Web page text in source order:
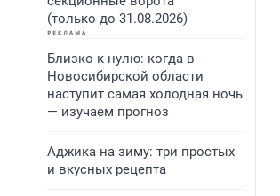
(только до 31.08.2026)
Близко к нулю: когда в
Новосибирской области
наступит самая холодная ночь
— изучаем прогноз
Аджика на зиму: три простых
и вкусных рецепта